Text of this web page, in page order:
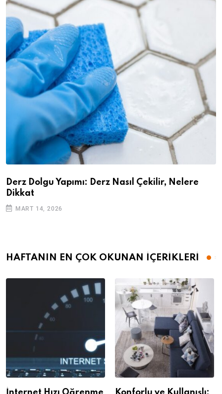
Derz Dolgu Yapımı: Derz Nasıl Çekilir, Nelere
Dikkat
MART 14, 2026
HAFTANIN EN ÇOK OKUNAN İÇERİKLERİ